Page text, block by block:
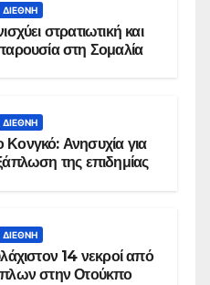
ΔΙΕΘΝΉ
στρατιωτική και
στη Σομαλία
ΔΙΕΘΝΉ
Ανησυχία για
της επιδημίας
ΔΙΕΘΝΉ
14 νεκροί από
στην Οτούκπο